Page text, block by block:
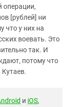
операции,
[рублей] ни
что у них на
воевать. Это
так. И
потому что
Кутаев.
и iOS,